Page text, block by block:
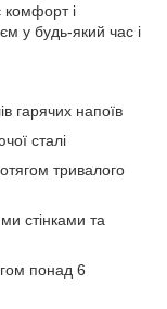
комфорт і
у будь-який час і
гарячих напоїв
сталі
тривалого
стінками та
понад 6